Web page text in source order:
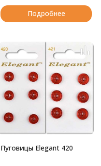
Подробнее
Пуговицы Elegant 420